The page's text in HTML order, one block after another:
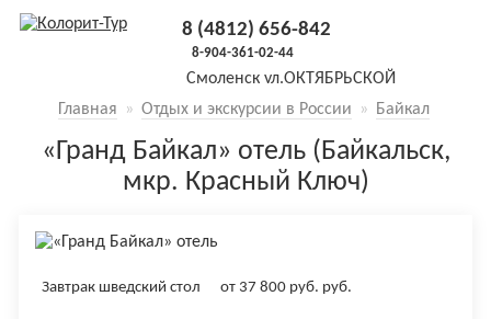
Смоленскул.ОКТЯБРЬСКОЙ
налево)
8 (4812) 656-842
8-904-361-02-44
Главная » Отдых и экскурсии в России » Байкал
«Гранд Байкал» отель (Байкальск,
мкр. Красный Ключ)
Завтрак шведский стол от 37 800 руб. руб.